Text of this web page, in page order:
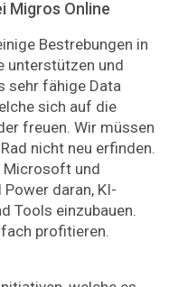
Migros Online
Bestrebungen in
unterstützen und
sehr fähige Data
sich auf die
freuen. Wir müssen
nicht neu erfinden.
Microsoft und
daran, KI-
Tools einzubauen.
profitieren.